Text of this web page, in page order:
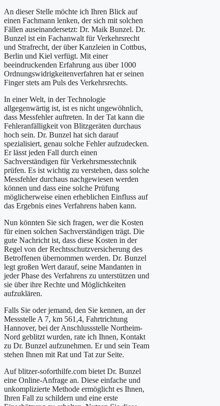
An dieser Stelle möchte ich Ihren Blick auf
einen Fachmann lenken, der sich mit solchen
Fällen auseinandersetzt: Dr. Maik Bunzel. Dr.
Bunzel ist ein Fachanwalt für Verkehrsrecht
und Strafrecht, der über Kanzleien in Cottbus,
Berlin und Kiel verfügt. Mit einer
beeindruckenden Erfahrung aus über 1000
Ordnungswidrigkeitenverfahren hat er seinen
Finger stets am Puls des Verkehrsrechts.
In einer Welt, in der Technologie
allgegenwärtig ist, ist es nicht ungewöhnlich,
dass Messfehler auftreten. In der Tat kann die
Fehleranfälligkeit von Blitzgeräten durchaus
hoch sein. Dr. Bunzel hat sich darauf
spezialisiert, genau solche Fehler aufzudecken.
Er lässt jeden Fall durch einen
Sachverständigen für Verkehrsmesstechnik
prüfen. Es ist wichtig zu verstehen, dass solche
Messfehler durchaus nachgewiesen werden
können und dass eine solche Prüfung
möglicherweise einen erheblichen Einfluss auf
das Ergebnis eines Verfahrens haben kann.
Nun könnten Sie sich fragen, wer die Kosten
für einen solchen Sachverständigen trägt. Die
gute Nachricht ist, dass diese Kosten in der
Regel von der Rechtsschutzversicherung des
Betroffenen übernommen werden. Dr. Bunzel
legt großen Wert darauf, seine Mandanten in
jeder Phase des Verfahrens zu unterstützen und
sie über ihre Rechte und Möglichkeiten
aufzuklären.
Falls Sie oder jemand, den Sie kennen, an der
Messstelle A 7, km 561,4, Fahrtrichtung
Hannover, bei der Anschlussstelle Northeim-
Nord geblitzt wurden, rate ich Ihnen, Kontakt
zu Dr. Bunzel aufzunehmen. Er und sein Team
stehen Ihnen mit Rat und Tat zur Seite.
Auf blitzer-soforthilfe.com bietet Dr. Bunzel
eine Online-Anfrage an. Diese einfache und
unkomplizierte Methode ermöglicht es Ihnen,
Ihren Fall zu schildern und eine erste